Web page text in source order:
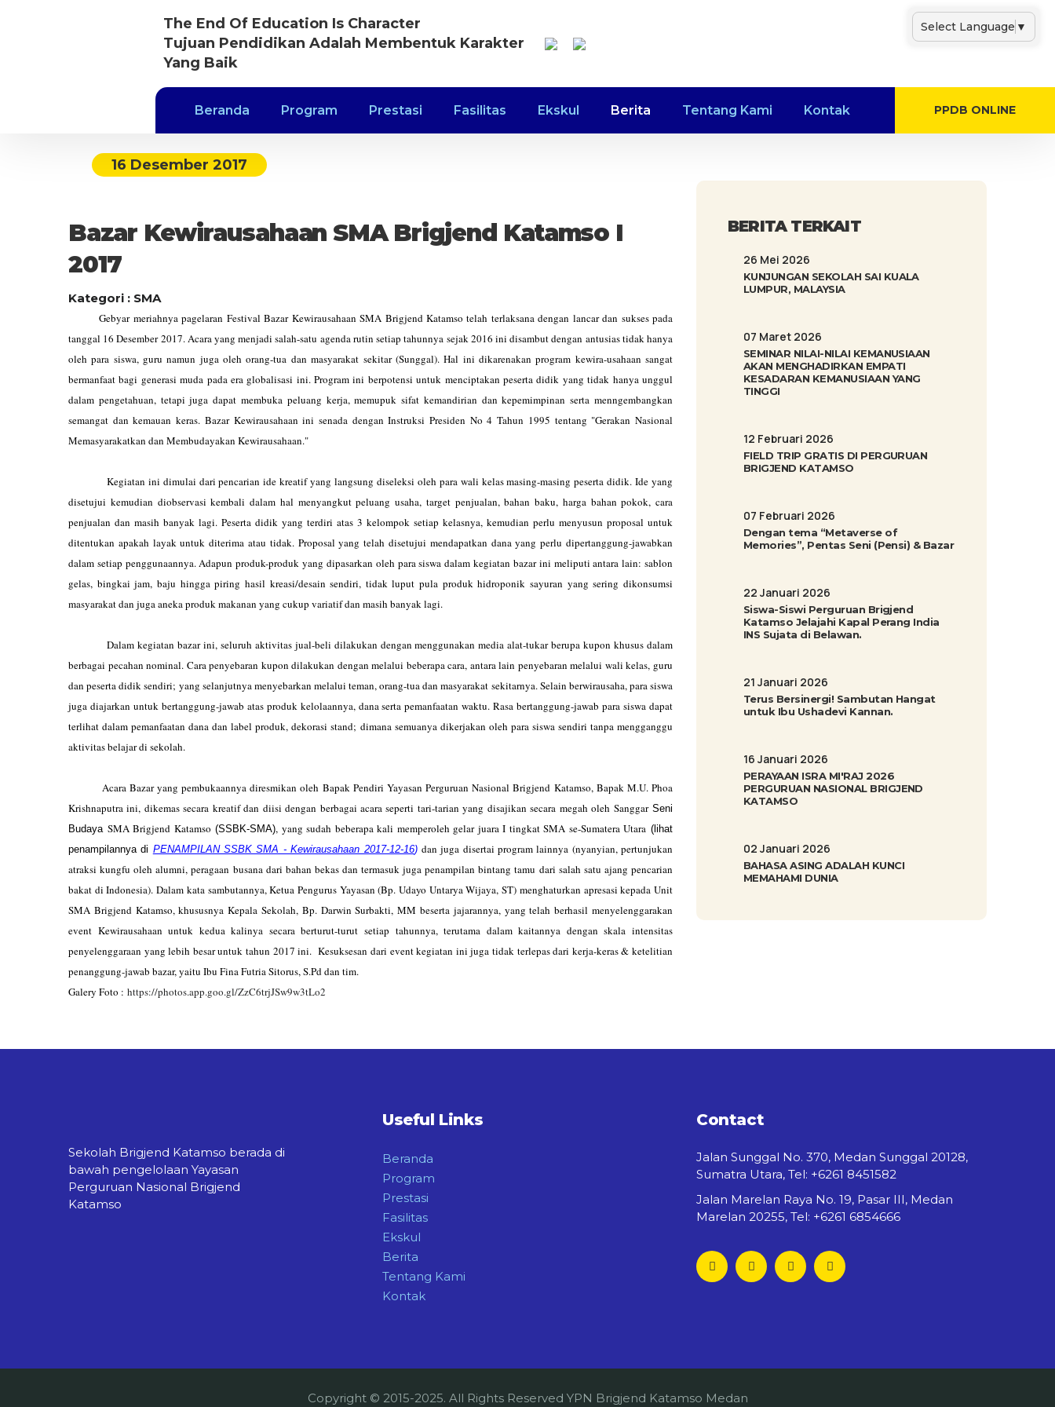
Select Language ▼
The End Of Education Is Character
Tujuan Pendidikan Adalah Membentuk Karakter
Yang Baik
Beranda Program Prestasi Fasilitas Ekskul Berita Tentang Kami Kontak PPDB ONLINE
16 Desember 2017
Bazar Kewirausahaan SMA Brigjend Katamso I
2017
Kategori : SMA
Gebyar meriahnya pagelaran Festival Bazar Kewirausahaan SMA Brigjend Katamso telah terlaksana dengan lancar dan sukses pada
tanggal 16 Desember 2017. Acara yang menjadi salah-satu agenda rutin setiap tahunnya sejak 2016 ini disambut dengan antusias tidak hanya
oleh para siswa, guru namun juga oleh orang-tua dan masyarakat sekitar (Sunggal). Hal ini dikarenakan program kewira-usahaan sangat
bermanfaat bagi generasi muda pada era globalisasi ini. Program ini berpotensi untuk menciptakan peserta didik yang tidak hanya unggul
dalam pengetahuan, tetapi juga dapat membuka peluang kerja, memupuk sifat kemandirian dan kepemimpinan serta menngembangkan
semangat dan kemauan keras. Bazar Kewirausahaan ini senada dengan Instruksi Presiden No 4 Tahun 1995 tentang "Gerakan Nasional
Memasyarakatkan dan Membudayakan Kewirausahaan."
Kegiatan ini dimulai dari pencarian ide kreatif yang langsung diseleksi oleh para wali kelas masing-masing peserta didik. Ide yang
disetujui kemudian diobservasi kembali dalam hal menyangkut peluang usaha, target penjualan, bahan baku, harga bahan pokok, cara
penjualan dan masih banyak lagi. Peserta didik yang terdiri atas 3 kelompok setiap kelasnya, kemudian perlu menyusun proposal untuk
ditentukan apakah layak untuk diterima atau tidak. Proposal yang telah disetujui mendapatkan dana yang perlu dipertanggung-jawabkan
dalam setiap penggunaannya. Adapun produk-produk yang dipasarkan oleh para siswa dalam kegiatan bazar ini meliputi antara lain: sablon
gelas, bingkai jam, baju hingga piring hasil kreasi/desain sendiri, tidak luput pula produk hidroponik sayuran yang sering dikonsumsi
masyarakat dan juga aneka produk makanan yang cukup variatif dan masih banyak lagi.
Dalam kegiatan bazar ini, seluruh aktivitas jual-beli dilakukan dengan menggunakan media alat-tukar berupa kupon khusus dalam
berbagai pecahan nominal. Cara penyebaran kupon dilakukan dengan melalui beberapa cara, antara lain penyebaran melalui wali kelas, guru
dan peserta didik sendiri; yang selanjutnya menyebarkan melalui teman, orang-tua dan masyarakat sekitarnya. Selain berwirausaha, para siswa
juga diajarkan untuk bertanggung-jawab atas produk kelolaannya, dana serta pemanfaatan waktu. Rasa bertanggung-jawab para siswa dapat
terlihat dalam pemanfaatan dana dan label produk, dekorasi stand; dimana semuanya dikerjakan oleh para siswa sendiri tanpa mengganggu
aktivitas belajar di sekolah.
Acara Bazar yang pembukaannya diresmikan oleh Bapak Pendiri Yayasan Perguruan Nasional Brigjend Katamso, Bapak M.U. Phoa
Krishnaputra ini, dikemas secara kreatif dan diisi dengan berbagai acara seperti tari-tarian yang disajikan secara megah oleh Sanggar ​Seni
Budaya SMA Brigjend Katamso ​ (SSBK-SMA)​, yang sudah beberapa kali memperoleh gelar juara I tingkat SMA se-Sumatera Utara​(lihat
penampilannya di PENAMPILAN SSBK SMA - Kewirausahaan 2017-12-16)​ dan juga disertai program lainnya (nyanyian, pertunjukan
atraksi kungfu oleh alumni, peragaan busana dari bahan bekas dan termasuk juga penampilan bintang tamu dari salah satu ajang pencarian
bakat di Indonesia). Dalam kata sambutannya, Ketua Pengurus Yayasan (Bp. Udayo Untarya Wijaya, ST) menghaturkan apresasi kepada Unit
SMA Brigjend Katamso, khususnya Kepala Sekolah, Bp. Darwin Surbakti, MM beserta jajarannya, yang telah berhasil menyelenggarakan
event Kewirausahaan untuk kedua kalinya secara berturut-turut setiap tahunnya, terutama dalam kaitannya dengan skala intensitas
penyelenggaraan yang lebih besar untuk tahun 2017 ini. Kesuksesan dari event kegiatan ini juga tidak terlepas dari kerja-keras & ketelitian
penanggung-jawab bazar, yaitu Ibu Fina Futria Sitorus, S.Pd dan tim.
Galery Foto : https://photos.app.goo.gl/ZzC6trjJSw9w3tLo2
BERITA TERKAIT
26 Mei 2026
KUNJUNGAN SEKOLAH SAI KUALA
LUMPUR, MALAYSIA
07 Maret 2026
SEMINAR NILAI-NILAI KEMANUSIAAN
AKAN MENGHADIRKAN EMPATI
KESADARAN KEMANUSIAAN YANG
TINGGI
12 Februari 2026
FIELD TRIP GRATIS DI PERGURUAN
BRIGJEND KATAMSO
07 Februari 2026
Dengan tema “Metaverse of
Memories”, Pentas Seni (Pensi) & Bazar
22 Januari 2026
Siswa-Siswi Perguruan Brigjend
Katamso Jelajahi Kapal Perang India
INS Sujata di Belawan.
21 Januari 2026
Terus Bersinergi! Sambutan Hangat
untuk Ibu Ushadevi Kannan.
16 Januari 2026
PERAYAAN ISRA MI'RAJ 2026
PERGURUAN NASIONAL BRIGJEND
KATAMSO
02 Januari 2026
BAHASA ASING ADALAH KUNCI
MEMAHAMI DUNIA
Sekolah Brigjend Katamso berada di
bawah pengelolaan Yayasan
Perguruan Nasional Brigjend
Katamso
Useful Links
Beranda
Program
Prestasi
Fasilitas
Ekskul
Berita
Tentang Kami
Kontak
Contact
Jalan Sunggal No. 370, Medan Sunggal 20128,
Sumatra Utara, Tel: +6261 8451582
Jalan Marelan Raya No. 19, Pasar III, Medan
Marelan 20255, Tel: +6261 6854666
Copyright © 2015-2025. All Rights Reserved YPN Brigjend Katamso Medan